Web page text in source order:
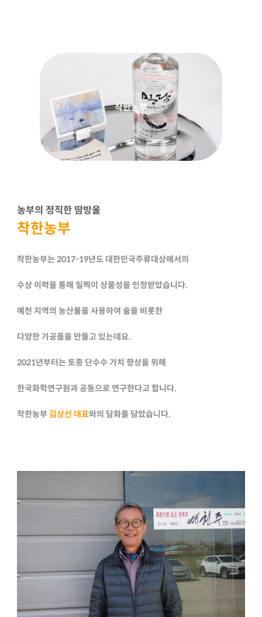
착한농부
농부의 정직한 땀방울
착한농부
착한농부는 2017-19년도 대한민국주류대상에서의
수상 이력을 통해 일찍이 상품성을 인정받았습니다.
예천 지역의 농산물을 사용하여 술을 비롯한
다양한 가공품을 만들고 있는데요.
2021년부터는 토종 단수수 가치 향상을 위해
한국화학연구원과 공동으로 연구한다고 합니다.
착한농부김상선 대표와의 담화를 담았습니다.